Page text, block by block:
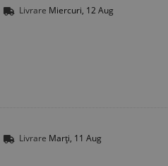
Livrare Miercuri, 12 Aug
Livrare Marți, 11 Aug